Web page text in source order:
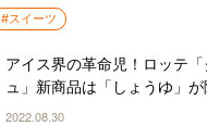
#スイーツ
アイス界の革命児！ロッテ
ュ」新商品は「しょうゆ」
20周年迎えるブランドの歴史
2022.08.30